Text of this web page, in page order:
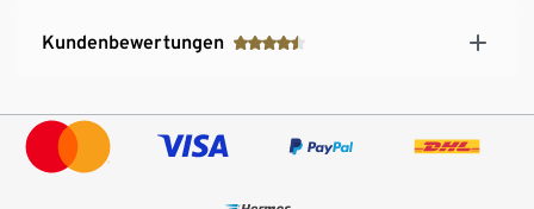
Kundenbewertungen